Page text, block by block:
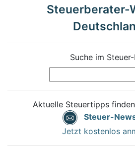
Steuerberater-
Suche im
Aktuelle Steuertipps
Steuer-
Jetzt kostenlos